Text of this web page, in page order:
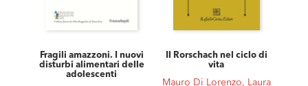
Fragili amazzoni. I nuovi
disturbi alimentari delle
adolescenti
Il Rorschach nel ciclo di
vita
Mauro Di Lorenzo, Laura